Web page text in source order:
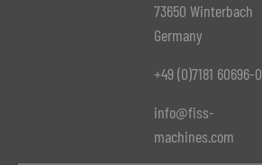
73650 Winterbach
Germany
+49 (0)7181 60696-0
info@fiss-
machines.com